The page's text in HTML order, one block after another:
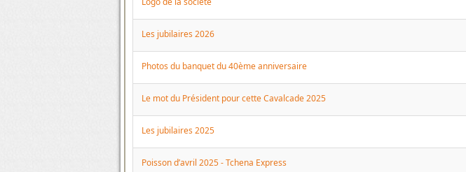
Les jubilaires 2026
Photos du banquet du 40ème anniversaire
Le mot du Président pour cette Cavalcade 2025
Les jubilaires 2025
Poisson d’avril 2025 - Tchena Express